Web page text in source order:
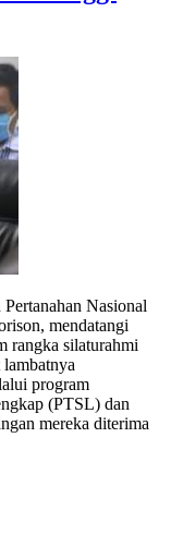
Nasional
mendatangi
rangka silaturahmi
program
(PTSL) dan
mereka diterima